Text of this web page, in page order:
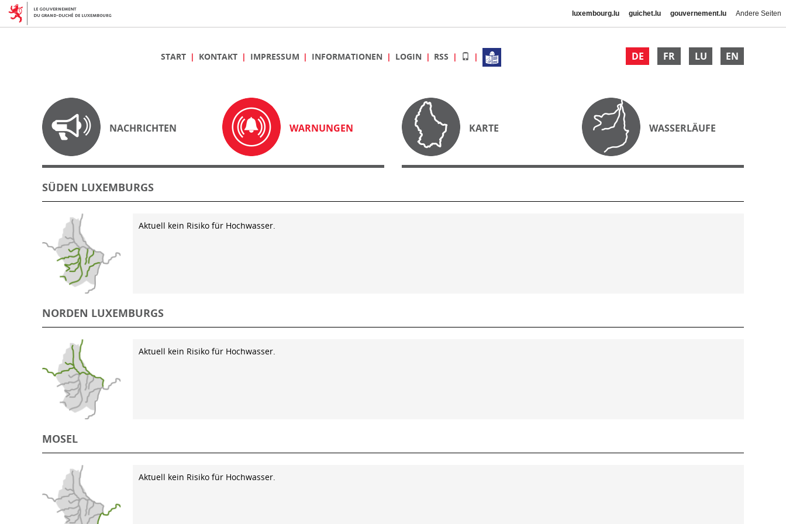
luxembourg.lu guichet.lu gouvernement.lu Andere Seiten
DE FR LU EN
START KONTAKT IMPRESSUM INFORMATIONEN LOGIN RSS
NACHRICHTEN WARNUNGEN KARTE WASSERLÄUFE
SÜDEN LUXEMBURGS
Aktuell kein Risiko für Hochwasser.
NORDEN LUXEMBURGS
Aktuell kein Risiko für Hochwasser.
MOSEL
Aktuell kein Risiko für Hochwasser.